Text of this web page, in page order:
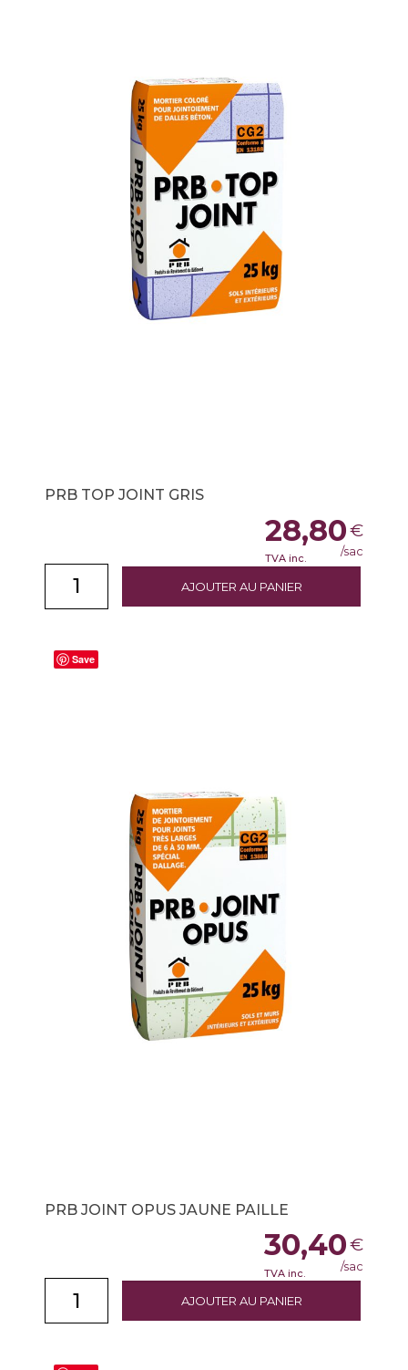
PRB TOP JOINT GRIS
AJOUTER AU PANIER
28,80€
TVA inc. /sac
Save
PRB JOINT OPUS JAUNE PAILLE
AJOUTER AU PANIER
30,40€
TVA inc. /sac